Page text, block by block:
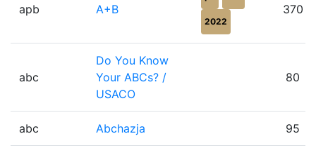
apb A+B
2022
370
abc
Do You Know
Your ABCs? /
USACO
80
abc Abchazja 95